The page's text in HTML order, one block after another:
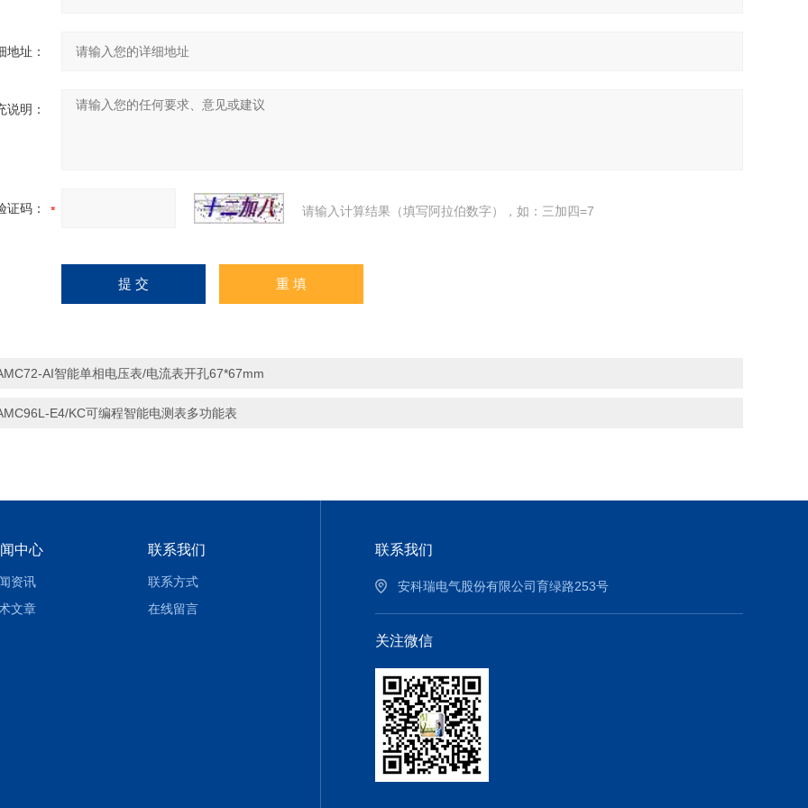
地址：
说明：
证码： 请输入计算结果（填写阿拉伯数字），如：三加四=7
AI智能单相电压表/电流表开孔67*67mm
E4/KC可编程智能电测表多功能表
中心
资讯
文章
联系我们
联系方式
在线留言
联系我们
安科瑞电气股份有限公司育绿路253号
关注微信